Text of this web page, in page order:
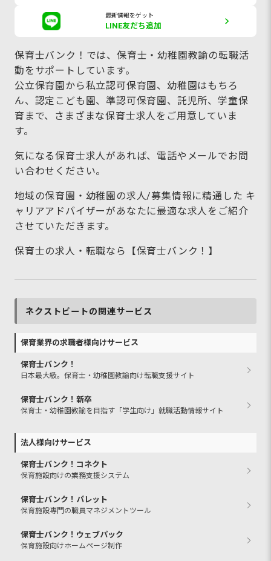
最新情報をゲット
LINE友だち追加
保育士バンク！では、保育士・幼稚園教諭の転職活
動をサポートしています。
公立保育園から私立認可保育園、幼稚園はもちろ
ん、認定こども園、準認可保育園、託児所、学童保
育まで、さまざまな保育士求人をご用意していま
す。
気になる保育士求人があれば、電話やメールでお問
い合わせください。
地域の保育園・幼稚園の求人/募集情報に精通した キ
ャリアアドバイザーがあなたに最適な求人をご紹介
させていただきます。
保育士の求人・転職なら【保育士バンク！】
ネクストビートの関連サービス
保育業界の求職者様向けサービス
保育士バンク！
日本最大級。保育士・幼稚園教諭向け転職支援サイト
保育士バンク！新卒
保育士・幼稚園教諭を目指す「学生向け」就職活動情報サイト
法人様向けサービス
保育士バンク！コネクト
保育施設向けの業務支援システム
保育士バンク！パレット
保育施設専門の職員マネジメントツール
保育士バンク！ウェブパック
保育施設向けホームページ制作